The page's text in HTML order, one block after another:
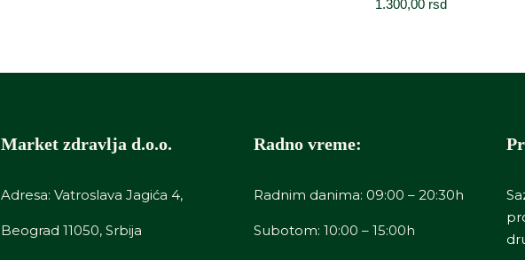
1.300,00 rsd
Market zdravlja d.o.o.
Adresa: Vatroslava Jagića 4,
Beograd 11050, Srbija
Radno vreme:
Radnim danima: 09:00 – 20:30h
Subotom: 10:00 – 15:00h